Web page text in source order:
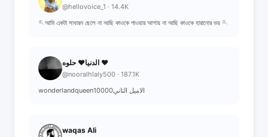
@hellovoice_1 · 14.4K
🪡আমি একটা সাধারন ছেলে না আছি কাওকে পাওয়ার আশায় না আছি কাওকে হারানোর ভয় 🪡
الدنيا❤️ حلوه ❤️
@nooralhlaly500 · 187.1K
wonderlandqueen10000الاميل التاني
waqas Ali